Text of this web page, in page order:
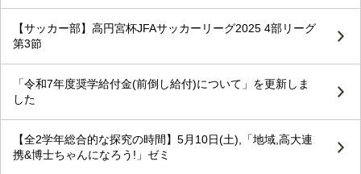
【サッカー部】高円宮杯JFAサッカーリーグ2025 4部リーグ
第3節
「令和7年度奨学給付金(前倒し給付)について」を更新しま
した
【全2学年総合的な探究の時間】5月10日(土),「地域,高大連
携&博士ちゃんになろう!」ゼミ